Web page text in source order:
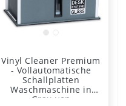
Vinyl Cleaner Premium
- Vollautomatische
Schallplatten
Waschmaschine in
Grau von